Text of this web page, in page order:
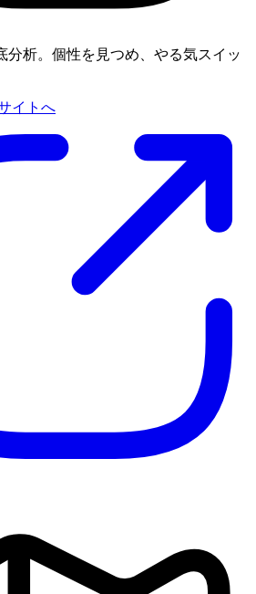
分析。個性を見つめ、やる気スイッ
イトへ